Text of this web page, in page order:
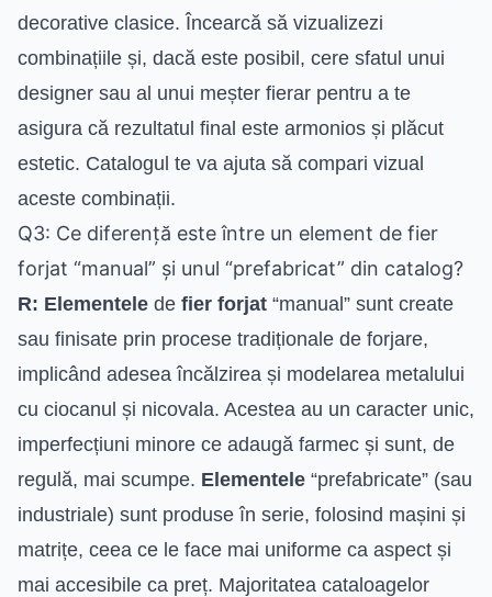
decorative clasice. Încearcă să vizualizezi
combinațiile și, dacă este posibil, cere sfatul unui
designer sau al unui meșter fierar pentru a te
asigura că rezultatul final este armonios și plăcut
estetic. Catalogul te va ajuta să compari vizual
aceste combinații.
Q3: Ce diferență este între un element de fier
forjat “manual” și unul “prefabricat” din catalog?
R: Elementele de fier forjat “manual” sunt create
sau finisate prin procese tradiționale de forjare,
implicând adesea încălzirea și modelarea metalului
cu ciocanul și nicovala. Acestea au un caracter unic,
imperfecțiuni minore ce adaugă farmec și sunt, de
regulă, mai scumpe. Elementele “prefabricate” (sau
industriale) sunt produse în serie, folosind mașini și
matrițe, ceea ce le face mai uniforme ca aspect și
mai accesibile ca preț. Majoritatea cataloagelor